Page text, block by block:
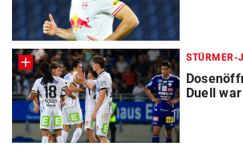
STÜRMER-
Duell